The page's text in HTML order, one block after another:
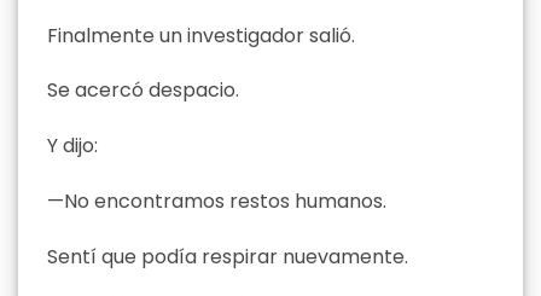
Finalmente un investigador salió.
Se acercó despacio.
Y dijo:
—No encontramos restos humanos.
Sentí que podía respirar nuevamente.